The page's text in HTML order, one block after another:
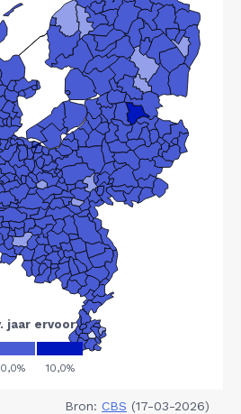
Bron: CBS (17-03-2026)